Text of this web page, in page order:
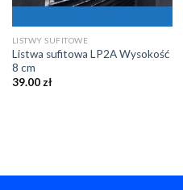
LISTWY SUFITOWE
Listwa sufitowa LP2A Wysokość
8 cm
39.00 zł